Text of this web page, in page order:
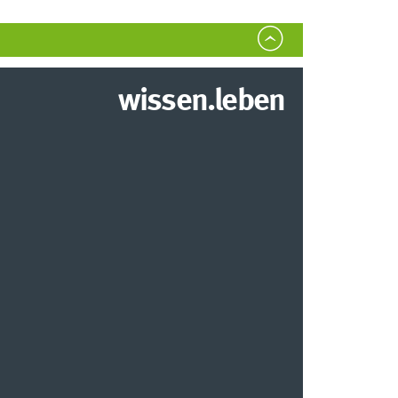
wissen.leben